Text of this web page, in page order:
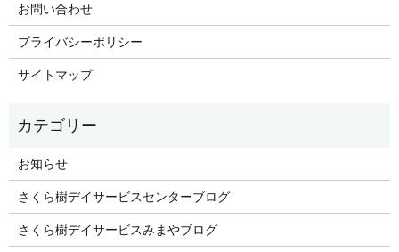
お問い合わせ
プライバシーポリシー
サイトマップ
お知らせ
さくら樹デイサービスセンターブログ
さくら樹デイサービスみまやブログ